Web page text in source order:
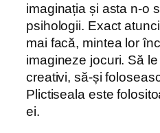
imaginația și asta n-o
psihologii. Exact
mai facă, mintea lor
imagineze jocuri. Să
creativi, să-și
Plictiseala este
ei.